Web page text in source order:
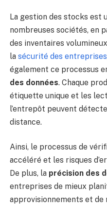
La gestion des stocks est
nombreuses sociétés, en
des inventaires
la sécurité des entreprises
également ce processus
des données. Chaque
étiquette unique et les
l’entrepôt peuvent
distance.
Ainsi, le processus de
accéléré et les risques
De plus, la précision des
entreprises de mieux
approvisionnements et